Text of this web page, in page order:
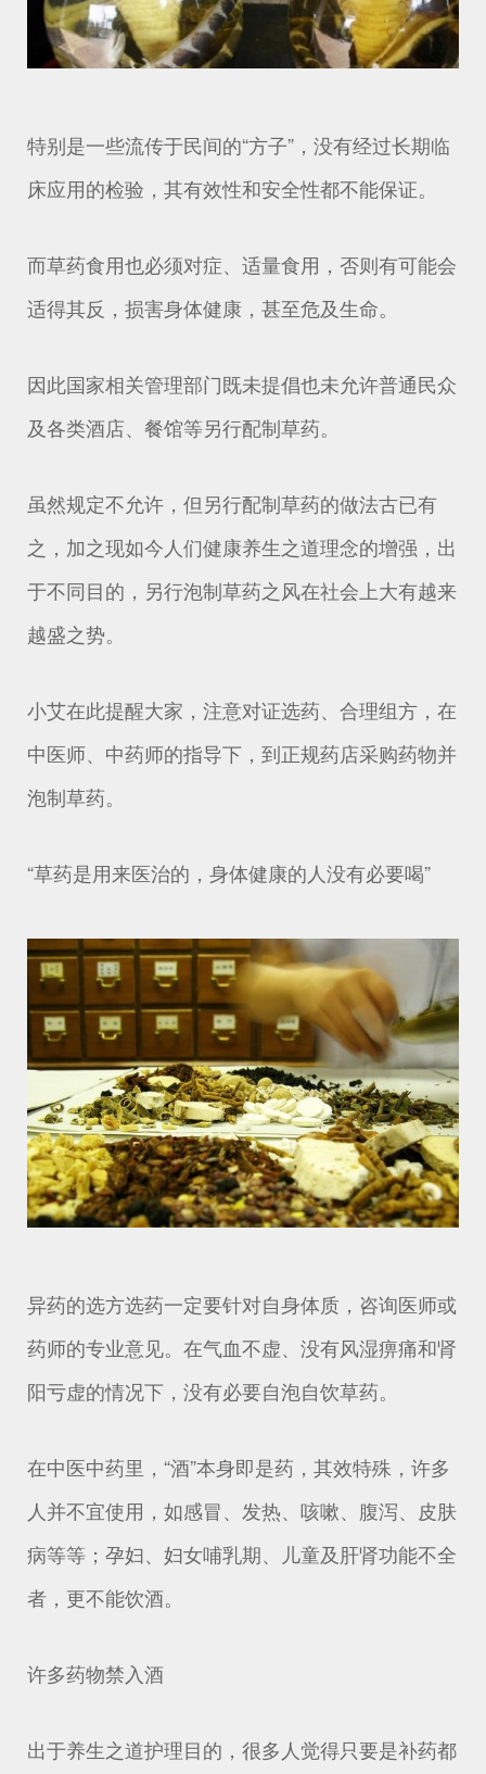
特别是一些流传于民间的“方子”，没有经过长期临
床应用的检验，其有效性和安全性都不能保证。
而草药食用也必须对症、适量食用，否则有可能会
适得其反，损害身体健康，甚至危及生命。
因此国家相关管理部门既未提倡也未允许普通民众
及各类酒店、餐馆等另行配制草药。
虽然规定不允许，但另行配制草药的做法古已有
之，加之现如今人们健康养生之道理念的增强，出
于不同目的，另行泡制草药之风在社会上大有越来
越盛之势。
小艾在此提醒大家，注意对证选药、合理组方，在
中医师、中药师的指导下，到正规药店采购药物并
泡制草药。
“草药是用来医治的，身体健康的人没有必要喝”
异药的选方选药一定要针对自身体质，咨询医师或
药师的专业意见。在气血不虚、没有风湿痹痛和肾
阳亏虚的情况下，没有必要自泡自饮草药。
在中医中药里，“酒”本身即是药，其效特殊，许多
人并不宜使用，如感冒、发热、咳嗽、腹泻、皮肤
病等等；孕妇、妇女哺乳期、儿童及肝肾功能不全
者，更不能饮酒。
许多药物禁入酒
出于养生之道护理目的，很多人觉得只要是补药都